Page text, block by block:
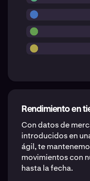
Rendimiento en
Con datos de
introducidos en
ágil, te
movimientos con
hasta la fecha.